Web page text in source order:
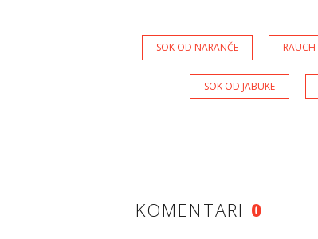
SOK OD NARANČE RAUCH
SOK OD JABUKE
KOMENTARI 0